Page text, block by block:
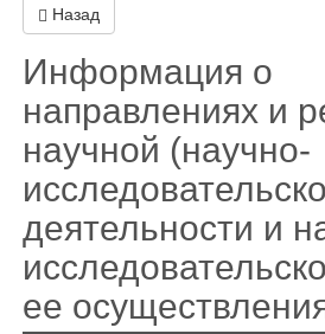
Назад
Информация о
направлениях и
научной (научно-
деятельности и
ее